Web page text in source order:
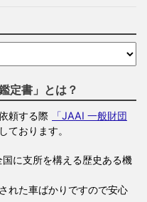
定書」とは？
頼する際
「JAAI 一般財団
ております。
に支所を構える歴史ある機
れた車ばかりですので安心